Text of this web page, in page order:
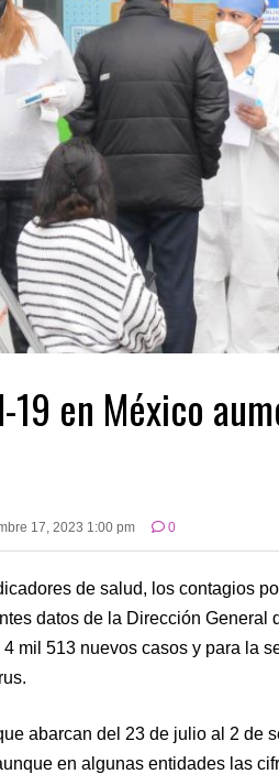
19 en México
17, 2023 1:00 pm 0
de salud, los contagios
datos de la Dirección
mil 513 nuevos casos y para la
abarcan del 23 de julio al 2 de
en algunas entidades las